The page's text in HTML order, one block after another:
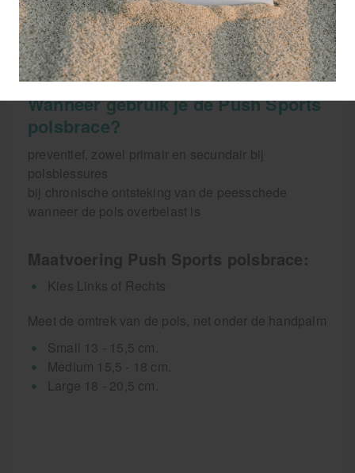
Geeft de juiste ondersteuning bij strekken en
buigen van de pols
Heeft extra instelbare compressie dankzij de
elastische band
Wanneer gebruik je de Push Sports
polsbrace?
preventief, zowel primair en secundair bij
polsblessures
bij chronische ontsteking van de peesschede
wanneer de pols overbelast is
Maatvoering Push Sports polsbrace:
Kies Links of Rechts
Meet de omtrek van de pols, net onder de handpalm
Small 13 - 15,5 cm.
Medium 15,5 - 18 cm.
Large 18 - 20,5 cm.